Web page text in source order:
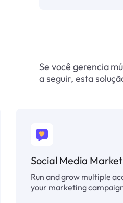
Se você gerencia
a seguir, esta
Social Media
Run and grow multiple
your marketing